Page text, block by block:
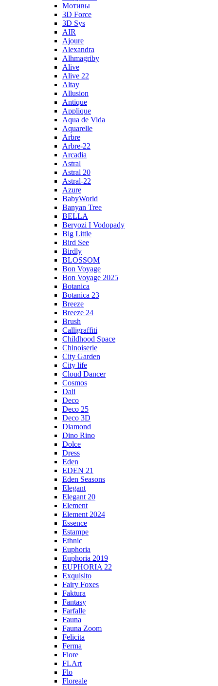
Мотивы
3D Force
3D Sys
AIR
Ajoure
Alexandra
Alhmagriby
Alive
Alive 22
Altay
Allusion
Antique
Applique
Aqua de Vida
Aquarelle
Arbre
Arbre-22
Arcadia
Astral
Astral 20
Astral-22
Azure
BabyWorld
Banyan Tree
BELLA
Beryozi I Vodopady
Big Little
Bird See
Birdly
BLOSSOM
Bon Voyage
Bon Voyage 2025
Botanica
Botanica 23
Breeze
Breeze 24
Brush
Calligraffiti
Childhood Space
Chinoiserie
City Garden
City life
Cloud Dancer
Cosmos
Dali
Deco
Deco 25
Deco 3D
Diamond
Dino Rino
Dolce
Dress
Eden
EDEN 21
Eden Seasons
Elegant
Elegant 20
Element
Element 2024
Essence
Estampe
Ethnic
Euphoria
Euphoria 2019
EUPHORIA 22
Exquisito
Fairy Foxes
Faktura
Fantasy
Farfalle
Fauna
Fauna Zoom
Felicita
Ferma
Fiore
FLArt
Flo
Floreale